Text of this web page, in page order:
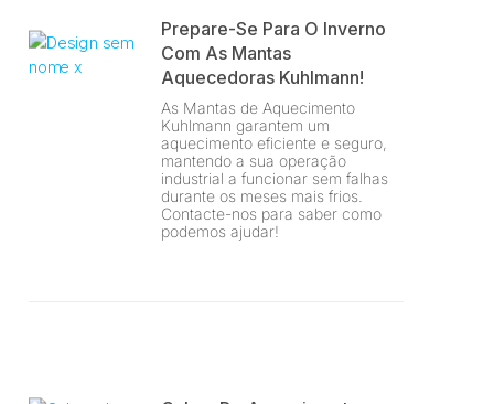
Prepare-Se Para O Inverno
Com As Mantas
Aquecedoras Kuhlmann!
As Mantas de Aquecimento
Kuhlmann garantem um
aquecimento eficiente e seguro,
mantendo a sua operação
industrial a funcionar sem falhas
durante os meses mais frios.
Contacte-nos para saber como
podemos ajudar!